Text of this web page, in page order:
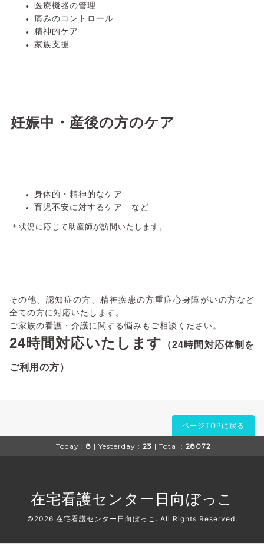
医療機器の管理
痛みのコントロール
精神的ケア
家族支援
妊娠中・産後の方のケア
身体的・精神的なケア
育児不安に対するケア など
＊状況に応じて助産師が訪問いたします。
その他、認知症の方、精神疾患の方重症心身障がいの方など
全ての方に対応いたします。
ご家族の看護・介護に関する悩みもご相談ください。
24時間対応いたします （24時間対応体制を
ご利用の方）
ページTOPに戻る
Today : 8 | Yesterday : 23 | Total : 28072
在宅看護センター日向ぼっこ
©2026 在宅看護センター日向ぼっこ . All Rights Reserved.